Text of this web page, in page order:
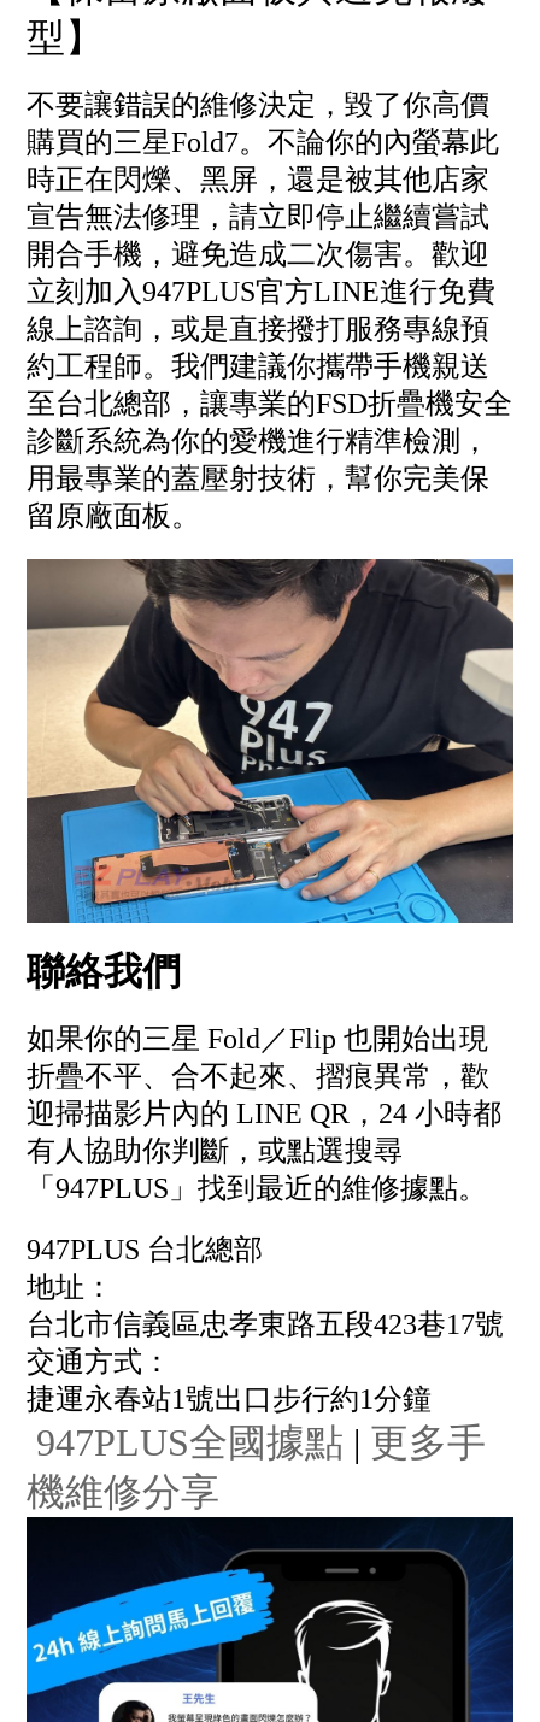
型】
不要讓錯誤的維修決定，毀了你高價
購買的三星Fold7。不論你的內螢幕此
時正在閃爍、黑屏，還是被其他店家
宣告無法修理，請立即停止繼續嘗試
開合手機，避免造成二次傷害。歡迎
立刻加入947PLUS官方LINE進行免費
線上諮詢，或是直接撥打服務專線預
約工程師。我們建議你攜帶手機親送
至台北總部，讓專業的FSD折疊機安全
診斷系統為你的愛機進行精準檢測，
用最專業的蓋壓射技術，幫你完美保
留原廠面板。
聯絡我們
如果你的三星 Fold／Flip 也開始出現
折疊不平、合不起來、摺痕異常，歡
迎掃描影片內的 LINE QR，24 小時都
有人協助你判斷，或點選搜尋
「947PLUS」找到最近的維修據點。
947PLUS 台北總部
地址：
台北市信義區忠孝東路五段423巷17號
交通方式：
捷運永春站1號出口步行約1分鐘
947PLUS全國據點 | 更多手
機維修分享